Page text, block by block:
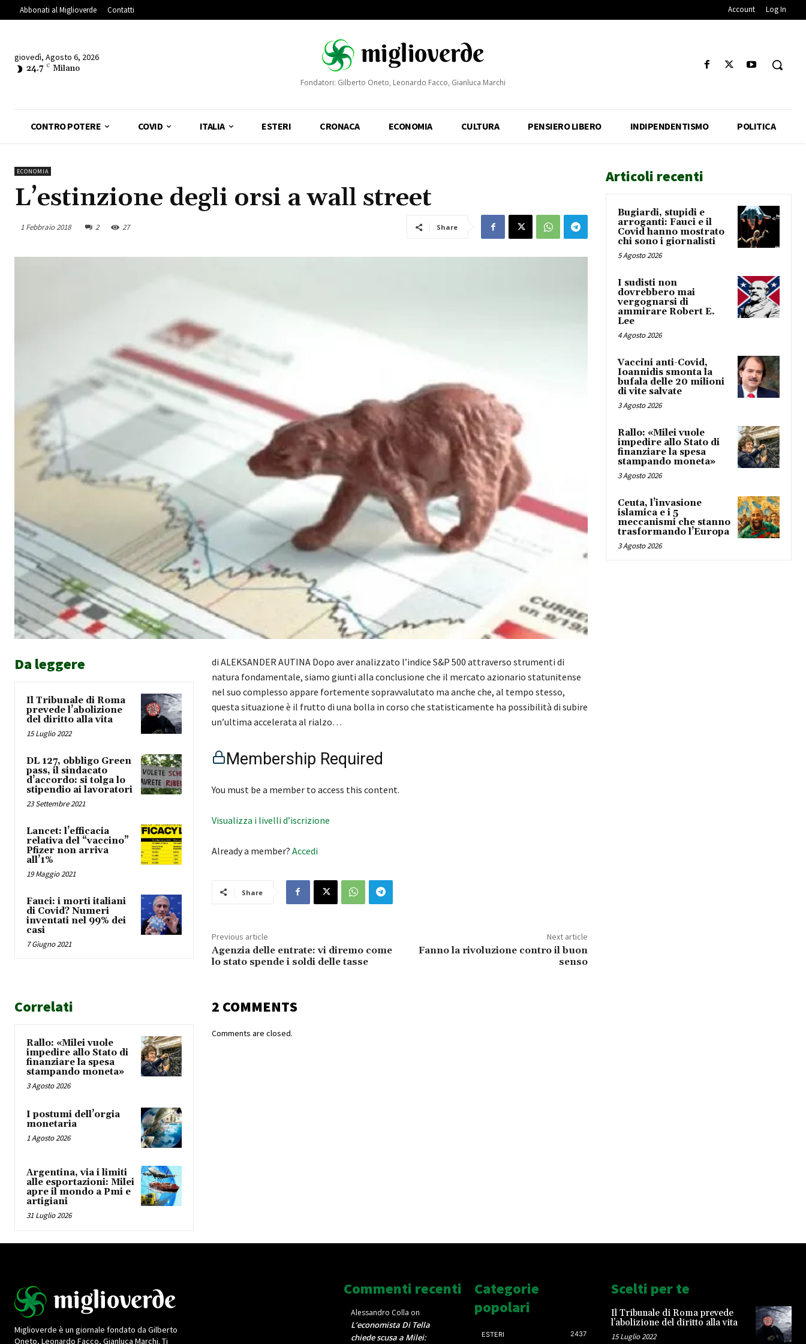
Abbonati al Miglioverde Contatti Account Log In
giovedì, Agosto 6, 2026
24.7 C Milano
Fondatori: Gilberto Oneto, Leonardo Facco, Gianluca Marchi
CONTRO POTERE COVID ITALIA ESTERI CRONACA ECONOMIA CULTURA PENSIERO LIBERO INDIPENDENTISMO POLITICA
ECONOMIA
L’estinzione degli orsi a wall street
1 Febbraio 2018 2 27 Share
Da leggere
Il Tribunale di Roma
prevede l’abolizione
del diritto alla vita
15 Luglio 2022
DL 127, obbligo Green
pass, il sindacato
d’accordo: si tolga lo
stipendio ai lavoratori
23 Settembre 2021
Lancet: l’efficacia
relativa del “vaccino”
Pfizer non arriva
all’1%
19 Maggio 2021
Fauci: i morti italiani
di Covid? Numeri
inventati nel 99% dei
casi
7 Giugno 2021
di ALEKSANDER AUTINA Dopo aver analizzato l’indice S&P 500 attraverso strumenti di
natura fondamentale, siamo giunti alla conclusione che il mercato azionario statunitense
nel suo complesso appare fortemente sopravvalutato ma anche che, al tempo stesso,
questa situazione è il frutto di una bolla in corso che statisticamente ha possibilità di subire
un’ultima accelerata al rialzo…
Membership Required
You must be a member to access this content.
Visualizza i livelli d’iscrizione
Already a member? Accedi
Share
Previous article
Agenzia delle entrate: vi diremo come
lo stato spende i soldi delle tasse
Next article
Fanno la rivoluzione contro il buon
senso
Correlati
Rallo: «Milei vuole
impedire allo Stato di
finanziare la spesa
stampando moneta»
3 Agosto 2026
I postumi dell’orgia
monetaria
1 Agosto 2026
Argentina, via i limiti
alle esportazioni: Milei
apre il mondo a Pmi e
artigiani
31 Luglio 2026
2 COMMENTS
Comments are closed.
Articoli recenti
Bugiardi, stupidi e
arroganti: Fauci e il
Covid hanno mostrato
chi sono i giornalisti
5 Agosto 2026
I sudisti non
dovrebbero mai
vergognarsi di
ammirare Robert E.
Lee
4 Agosto 2026
Vaccini anti-Covid,
Ioannidis smonta la
bufala delle 20 milioni
di vite salvate
3 Agosto 2026
Rallo: «Milei vuole
impedire allo Stato di
finanziare la spesa
stampando moneta»
3 Agosto 2026
Ceuta, l’invasione
islamica e i 5
meccanismi che stanno
trasformando l’Europa
3 Agosto 2026
Miglioverde è un giornale fondato da Gilberto
Oneto, Leonardo Facco, Gianluca Marchi. Ti
Commenti recenti
Alessandro Colla on
L’economista Di Tella
chiede scusa a Milei:
Categorie
popolari
ESTERI 2437
Scelti per te
Il Tribunale di Roma prevede
l’abolizione del diritto alla vita
15 Luglio 2022